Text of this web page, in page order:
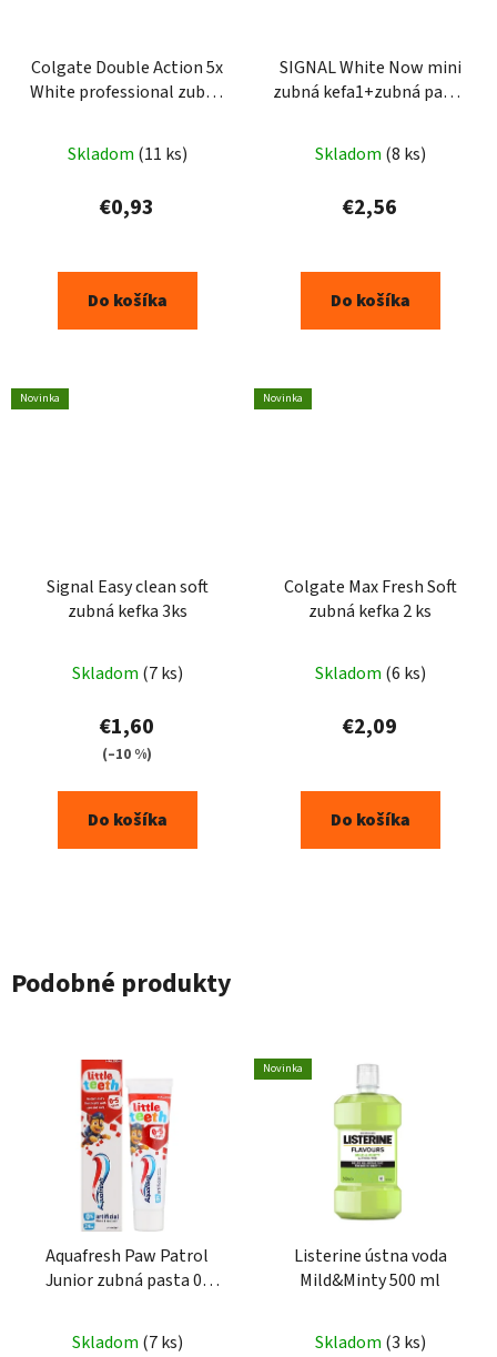
Colgate Double Action 5x
White professional zubná
Skladom (11 ks)
€0,93
Do košíka
SIGNAL White Now mini
zubná kefa1+zubná pasta
Skladom (8 ks)
€2,56
Do košíka
Novinka
Signal Easy clean soft
zubná kefka 3ks
Skladom (7 ks)
€1,60
(–10 %)
Do košíka
Novinka
Colgate Max Fresh Soft
zubná kefka 2 ks
Skladom (6 ks)
€2,09
Do košíka
Podobné produkty
Aquafresh Paw Patrol
Junior zubná pasta 0-
Skladom (7 ks)
Novinka
Listerine ústna voda
Mild&Minty 500 ml
Skladom (3 ks)